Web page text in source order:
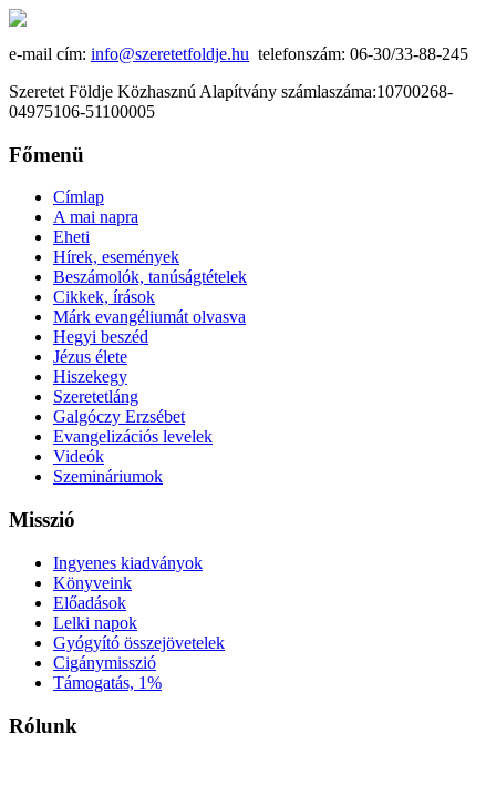
e-mail cím: info@szeretetfoldje.hu telefonszám: 06-30/33-88-245
Szeretet Földje Közhasznú Alapítvány számlaszáma:10700268-
04975106-51100005
Főmenü
Címlap
A mai napra
Eheti
Hírek, események
Beszámolók, tanúságtételek
Cikkek, írások
Márk evangéliumát olvasva
Hegyi beszéd
Jézus élete
Hiszekegy
Szeretetláng
Galgóczy Erzsébet
Evangelizációs levelek
Videók
Szemináriumok
Misszió
Ingyenes kiadványok
Könyveink
Előadások
Lelki napok
Gyógyító összejövetelek
Cigánymisszió
Támogatás, 1%
Rólunk